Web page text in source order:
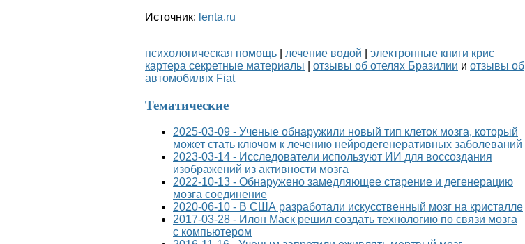
Источник: lenta.ru
психологическая помощь лечение водой
электронные книги крис
картера секретные материалы
отзывы об отелях Бразилии и отзывы об
автомобилях Fiat
Тематические
2025-03-09 - Ученые обнаружили новый тип клеток мозга, который
может стать ключом к лечению нейродегенеративных заболеваний
2023-03-14 - Исследователи используют ИИ для воссоздания
изображений из активности мозга
2022-10-13 - Обнаружено замедляющее старение и дегенерацию
мозга соединение
2020-06-10 - В США разработали искусственный мозг на кристалле
2017-03-28 - Илон Маск решил создать технологию по связи мозга
с компьютером